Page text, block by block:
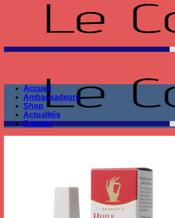
Accueil
Ambassadeurs
Shop
Actualités
Contact